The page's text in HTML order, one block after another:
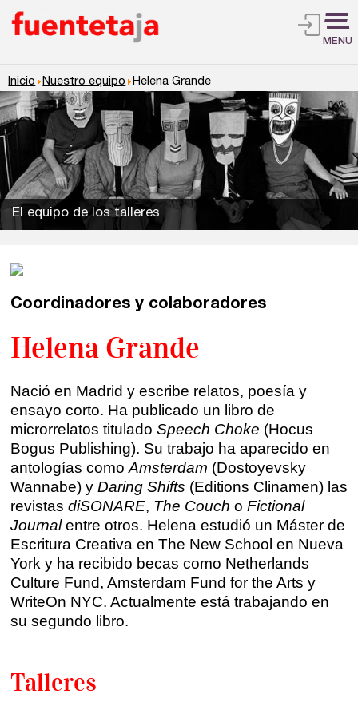
MENU
Madrid
Barcelona
Valencia
Alicante
Murcia
Málaga
Bilbao
Vitoria
Santander
Presenciales en Madrid
En directo a través de Zoom
Talleres de escritura
Talleres presenciales ≻
Talleres online
Intensivos de verano ≻
Recreativa 26
El taller de escritura creativa
Cursos
Curso integral de narrativa
Máster de creación poética
Inicio Nuestro equipo Helena Grande
El equipo de los talleres
Coordinadores y colaboradores
Helena Grande
Nació en Madrid y escribe relatos, poesía y
ensayo corto. Ha publicado un libro de
microrrelatos titulado Speech Choke (Hocus
Bogus Publishing). Su trabajo ha aparecido en
antologías como Amsterdam (Dostoyevsky
Wannabe) y Daring Shifts (Editions Clinamen) las
revistas diSONARE, The Couch o Fictional
Journalentre otros. Helena estudió un Máster de
Escritura Creativa en The New School en Nueva
York y ha recibido becas como Netherlands
Culture Fund, Amsterdam Fund for the Arts y
WriteOn NYC. Actualmente está trabajando en
su segundo libro.
Talleres